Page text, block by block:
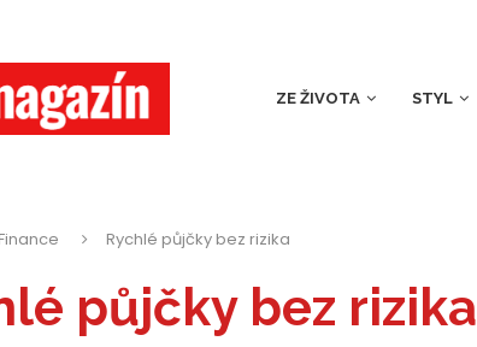
ZE ŽIVOTA STYL
Finance Rychlé půjčky bez rizika
půjčky bez rizika